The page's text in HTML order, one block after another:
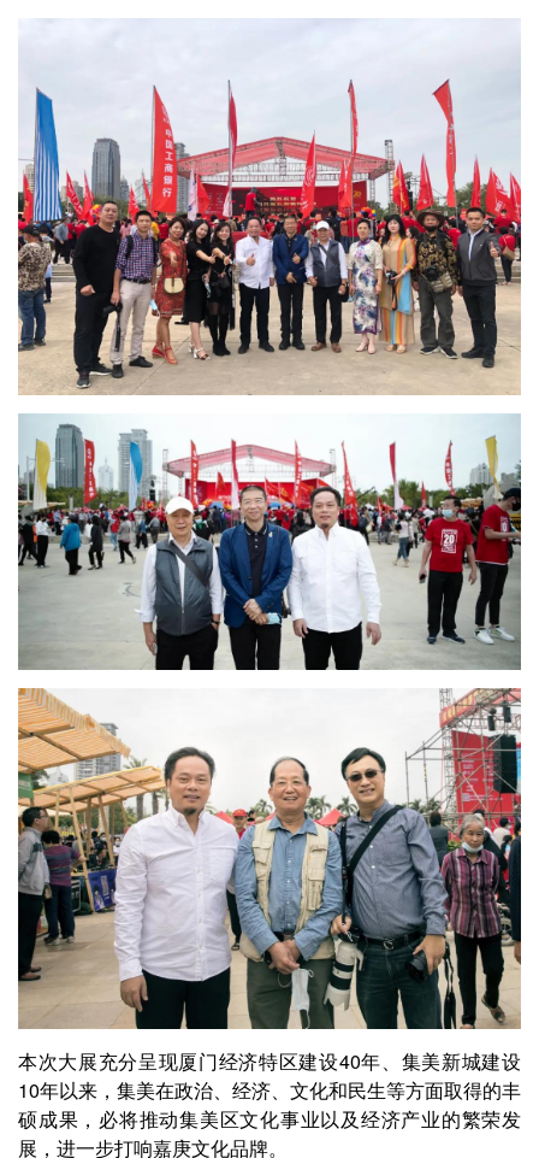
本次大展充分呈现厦门经济特区建设40年、集美新城建设
10年以来，集美在政治、经济、文化和民生等方面取得的丰
硕成果，必将推动集美区文化事业以及经济产业的繁荣发
展，进一步打响嘉庚文化品牌。